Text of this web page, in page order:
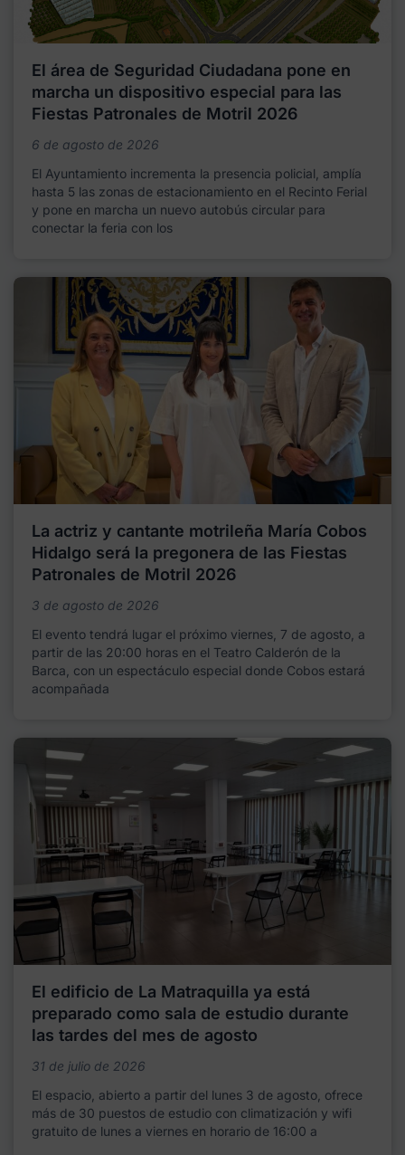
El área de Seguridad Ciudadana pone en
marcha un dispositivo especial para las
Fiestas Patronales de Motril 2026
6 de agosto de 2026
El Ayuntamiento incrementa la presencia policial, amplía
hasta 5 las zonas de estacionamiento en el Recinto Ferial
y pone en marcha un nuevo autobús circular para
conectar la feria con los
La actriz y cantante motrileña María Cobos
Hidalgo será la pregonera de las Fiestas
Patronales de Motril 2026
3 de agosto de 2026
El evento tendrá lugar el próximo viernes, 7 de agosto, a
partir de las 20:00 horas en el Teatro Calderón de la
Barca, con un espectáculo especial donde Cobos estará
acompañada
El edificio de La Matraquilla ya está
preparado como sala de estudio durante
las tardes del mes de agosto
31 de julio de 2026
El espacio, abierto a partir del lunes 3 de agosto, ofrece
más de 30 puestos de estudio con climatización y wifi
gratuito de lunes a viernes en horario de 16:00 a